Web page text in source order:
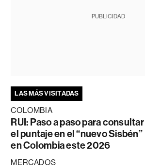
PUBLICIDAD
LAS MÁS VISITADAS
COLOMBIA
RUI: Paso a paso para consultar
el puntaje en el “nuevo Sisbén”
en Colombia este 2026
MERCADOS